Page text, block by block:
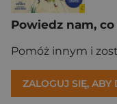
Powiedz nam, co
Pomóż innym i
ZALOGUJ SIĘ,